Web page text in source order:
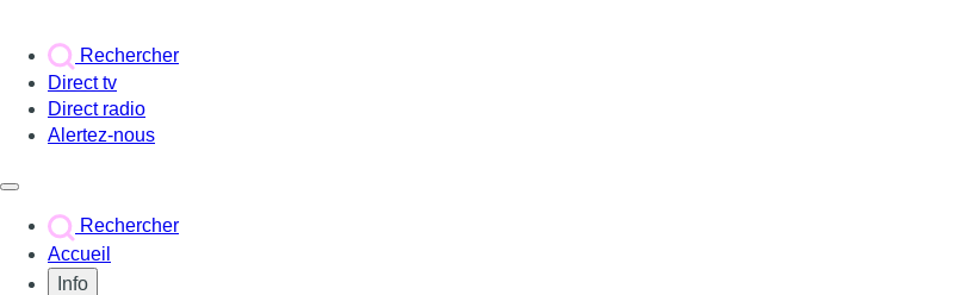
Rechercher
Direct tv
Direct radio
Alertez-nous
Rechercher
Accueil
Info